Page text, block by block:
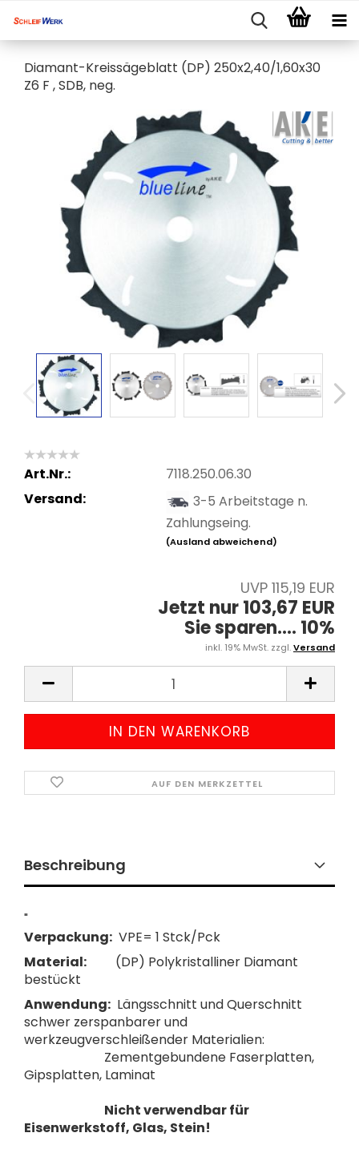
Diamant-Kreissägeblatt (DP) 250x2,40/1,60x30
Z6 F , SDB, neg.
Art.Nr.:
7118.250.06.30
Versand:
3-5 Arbeitstage n.
Zahlungseing.
(Ausland abweichend)
UVP 115,19 EUR
Jetzt nur 103,67 EUR
Sie sparen.... 10%
inkl. 19% MwSt. zzgl.Versand
AUF DEN MERKZETTEL
Beschreibung
"
Verpackung: VPE= 1 Stck/Pck
Material: (DP) Polykristalliner Diamant
bestückt
Anwendung: Längsschnitt und Querschnitt
schwer zerspanbarer und
werkzeugverschleißender Materialien:
Zementgebundene Faserplatten,
Gipsplatten, Laminat
Nicht verwendbar für
Eisenwerkstoff, Glas, Stein!